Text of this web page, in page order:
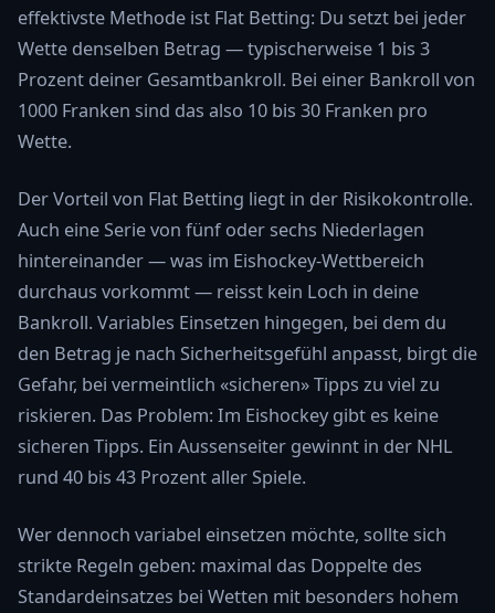
effektivste Methode ist Flat Betting: Du setzt bei jeder
Wette denselben Betrag — typischerweise 1 bis 3
Prozent deiner Gesamtbankroll. Bei einer Bankroll von
1000 Franken sind das also 10 bis 30 Franken pro
Wette.
Der Vorteil von Flat Betting liegt in der Risikokontrolle.
Auch eine Serie von fünf oder sechs Niederlagen
hintereinander — was im Eishockey-Wettbereich
durchaus vorkommt — reisst kein Loch in deine
Bankroll. Variables Einsetzen hingegen, bei dem du
den Betrag je nach Sicherheitsgefühl anpasst, birgt die
Gefahr, bei vermeintlich «sicheren» Tipps zu viel zu
riskieren. Das Problem: Im Eishockey gibt es keine
sicheren Tipps. Ein Aussenseiter gewinnt in der NHL
rund 40 bis 43 Prozent aller Spiele.
Wer dennoch variabel einsetzen möchte, sollte sich
strikte Regeln geben: maximal das Doppelte des
Standardeinsatzes bei Wetten mit besonders hohem